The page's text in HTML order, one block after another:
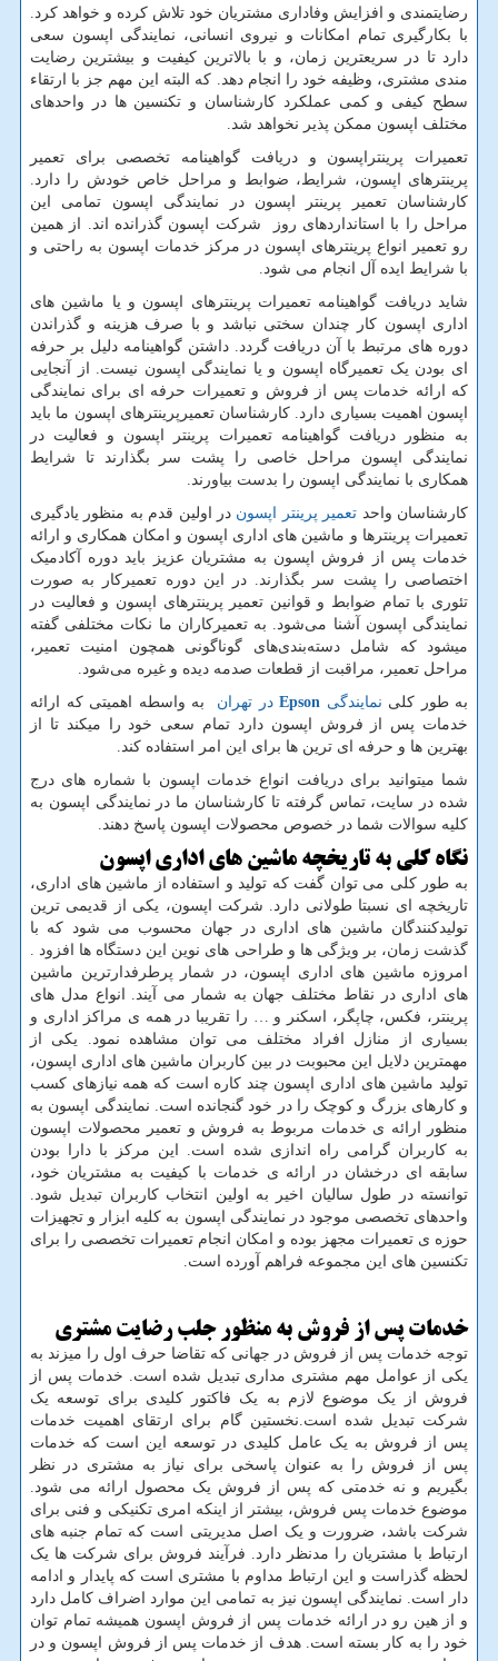
رضایتمندی و افزایش وفاداری مشتریان خود تلاش کرده و خواهد کرد.
با بکارگیری تمام امکانات و نیروی انسانی، نمایندگی اپسون سعی
دارد تا در سریعترین زمان، و با بالاترین کیفیت و بیشترین رضایت
مندی مشتری، وظیفه خود را انجام دهد. که البته این مهم جز با ارتقاء
سطح کیفی و کمی عملکرد کارشناسان و تکنسین ها در واحدهای
مختلف اپسون ممکن پذیر نخواهد شد.
تعمیرات پرینتراپسون و دریافت گواهینامه تخصصی برای تعمیر
پرینترهای اپسون، شرایط، ضوابط و مراحل خاص خودش را دارد.
کارشناسان تعمیر پرینتر اپسون در نمایندگی اپسون تمامی این
مراحل را با استانداردهای روز شرکت اپسون گذرانده اند. از همین
رو تعمیر انواع پرینترهای اپسون در مرکز خدمات اپسون به راحتی و
با شرایط ایده آل انجام می شود.
شاید دریافت گواهینامه تعمیرات پرینترهای اپسون و یا ماشین های
اداری اپسون کار چندان سختی نباشد و با صرف هزینه و گذراندن
دوره های مرتبط با آن دریافت گردد. داشتن گواهینامه دلیل بر حرفه
ای بودن یک تعمیرگاه اپسون و یا نمایندگی اپسون نیست. از آنجایی
که ارائه خدمات پس از فروش و تعمیرات حرفه ای برای نمایندگی
اپسون اهمیت بسیاری دارد. کارشناسان تعمیرپرینترهای اپسون ما باید
به منظور دریافت گواهینامه تعمیرات پرینتر اپسون و فعالیت در
نمایندگی اپسون مراحل خاصی را پشت سر بگذارند تا شرایط
همکاری با نمایندگی اپسون را بدست بیاورند.
کارشناسان واحد تعمیر پرینتر اپسون در اولین قدم به منظور یادگیری
تعمیرات پرینترها و ماشین های اداری اپسون و امکان همکاری و ارائه
خدمات پس از فروش اپسون به مشتریان عزیز باید دوره آکادمیک
اختصاصی را پشت سر بگذارند. در این دوره تعمیرکار به صورت
تئوری با تمام ضوابط و قوانین تعمیر پرینترهای اپسون و فعالیت در
نمایندگی اپسون آشنا می‌شود. به تعمیرکاران ما نکات مختلفی گفته
میشود که شامل دسته‌بندی‌های گوناگونی همچون امنیت تعمیر،
مراحل تعمیر، مراقبت از قطعات صدمه دیده و غیره می‌شود.
به طور کلی نمایندگی Epson در تهران
به واسطه اهمیتی که ارائه
خدمات پس از فروش اپسون دارد تمام سعی خود را میکند تا از
بهترین ها و حرفه ای ترین ها برای این امر استفاده کند.
شما میتوانید برای دریافت انواع خدمات اپسون با شماره های درج
شده در سایت، تماس گرفته تا کارشناسان ما در نمایندگی اپسون به
کلیه سوالات شما در خصوص محصولات اپسون پاسخ دهند.
نگاه کلی به تاریخچه ماشین های اداری اپسون
به طور کلی می توان گفت که تولید و استفاده از ماشین های اداری،
تاریخچه ای نسبتا طولانی دارد. شرکت اپسون، یکی از قدیمی ترین
تولیدکنندگان ماشین های اداری در جهان محسوب می شود که با
گذشت زمان، بر ویژگی ها و طراحی های نوین این دستگاه ها افزود .
امروزه ماشین های اداری اپسون، در شمار پرطرفدارترین ماشین
های اداری در نقاط مختلف جهان به شمار می آیند. انواع مدل های
پرینتر، فکس، چاپگر، اسکنر و … را تقریبا در همه ی مراکز اداری و
بسیاری از منازل افراد مختلف می توان مشاهده نمود. یکی از
مهمترین دلایل این محبوبت در بین کاربران ماشین های اداری اپسون،
تولید ماشین های اداری اپسون چند کاره است که همه نیازهای کسب
و کارهای بزرگ و کوچک را در خود گنجانده است. نمایندگی اپسون به
منظور ارائه ی خدمات مربوط به فروش و تعمیر محصولات اپسون
به کاربران گرامی راه اندازی شده است. این مرکز با دارا بودن
سابقه ای درخشان در ارائه ی خدمات با کیفیت به مشتریان خود،
توانسته در طول سالیان اخیر به اولین انتخاب کاربران تبدیل شود.
واحدهای تخصصی موجود در نمایندگی اپسون به کلیه ابزار و تجهیزات
حوزه ی تعمیرات مجهز بوده و امکان انجام تعمیرات تخصصی را برای
تکنسین های این مجموعه فراهم آورده است.
خدمات پس از فروش به منظور جلب رضایت مشتری
توجه خدمات پس از فروش در جهانی که تقاضا حرف اول را میزند به
یکی از عوامل مهم مشتری مداری تبدیل شده است. خدمات پس از
فروش از یک موضوع لازم به یک فاکتور کلیدی برای توسعه یک
شرکت تبدیل شده است.نخستین گام برای ارتقای اهمیت خدمات
پس از فروش به یک عامل کلیدی در توسعه این است که خدمات
پس از فروش را به عنوان پاسخی برای نیاز به مشتری در نظر
بگیریم و نه خدمتی که پس از فروش یک محصول ارائه می شود.
موضوع خدمات پس فروش، بیشتر از اینکه امری تکنیکی و فنی برای
شرکت باشد، ضرورت و یک اصل مدیریتی است که تمام جنبه های
ارتباط با مشتریان را مدنظر دارد. فرآیند فروش برای شرکت ها یک
لحظه گذراست و این ارتباط مداوم با مشتری است که پایدار و ادامه
دار است. نمایندگی اپسون نیز به تمامی این موارد اضراف کامل دارد
و از هین رو در ارائه خدمات پس از فروش اپسون همیشه تمام توان
خود را به کار بسته است. هدف از خدمات پس از فروش اپسون و در